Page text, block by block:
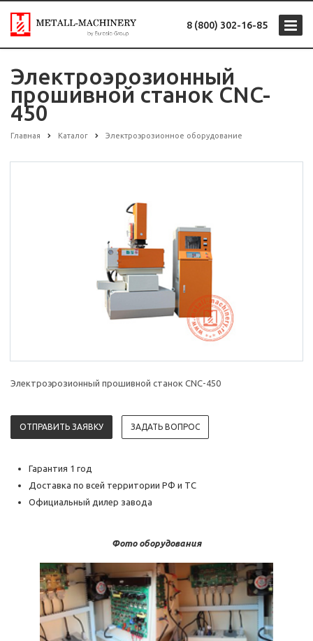
8 (800) 302-16-85
Электроэрозионный
прошивной станок CNC-
450
Главная Каталог Электроэрозионное оборудование
Электроэрозионный прошивной станок CNC-450
ОТПРАВИТЬ ЗАЯВКУ ЗАДАТЬ ВОПРОС
Гарантия 1 год
Доставка по всей территории РФ и ТС
Официальный дилер завода
Фото оборудования